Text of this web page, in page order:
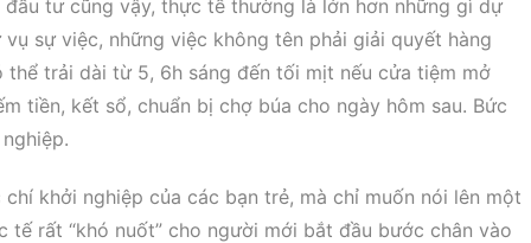
tư cũng vậy, thực tế thường là lớn hơn những gì dự
sự việc, những việc không tên phải giải quyết hàng
trải dài từ 5, 6h sáng đến tối mịt nếu cửa tiệm mở
tiền, kết sổ, chuẩn bị chợ búa cho ngày hôm sau. Bức
khởi nghiệp của các bạn trẻ, mà chỉ muốn nói lên một
rất “khó nuốt” cho người mới bắt đầu bước chân vào